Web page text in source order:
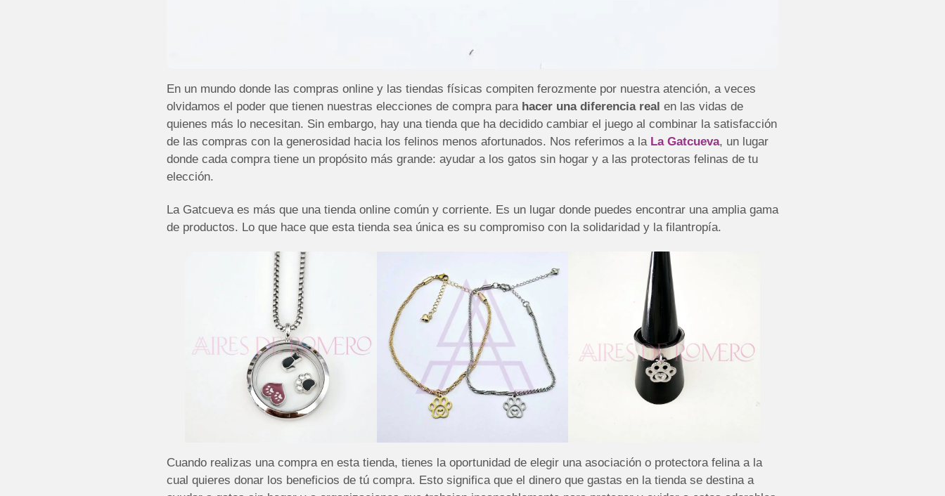
En un mundo donde las compras online y las tiendas físicas compiten ferozmente por nuestra atención, a veces
olvidamos el poder que tienen nuestras elecciones de compra para hacer una diferencia real en las vidas de
quienes más lo necesitan. Sin embargo, hay una tienda que ha decidido cambiar el juego al combinar la satisfacción
de las compras con la generosidad hacia los felinos menos afortunados. Nos referimos a la La Gatcueva, un lugar
donde cada compra tiene un propósito más grande: ayudar a los gatos sin hogar y a las protectoras felinas de tu
elección.
La Gatcueva es más que una tienda online común y corriente. Es un lugar donde puedes encontrar una amplia gama
de productos. Lo que hace que esta tienda sea única es su compromiso con la solidaridad y la filantropía.
Cuando realizas una compra en esta tienda, tienes la oportunidad de elegir una asociación o protectora felina a la
cual quieres donar los beneficios de tú compra. Esto significa que el dinero que gastas en la tienda se destina a